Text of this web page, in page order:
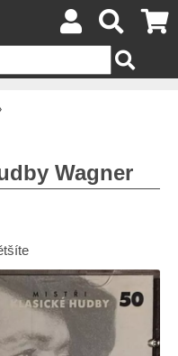
Wagner